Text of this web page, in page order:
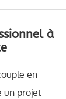
à
en
un projet